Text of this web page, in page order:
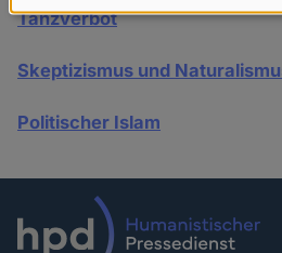
Tanzverbot
Skeptizismus und
Politischer Islam
Daten
Cookies